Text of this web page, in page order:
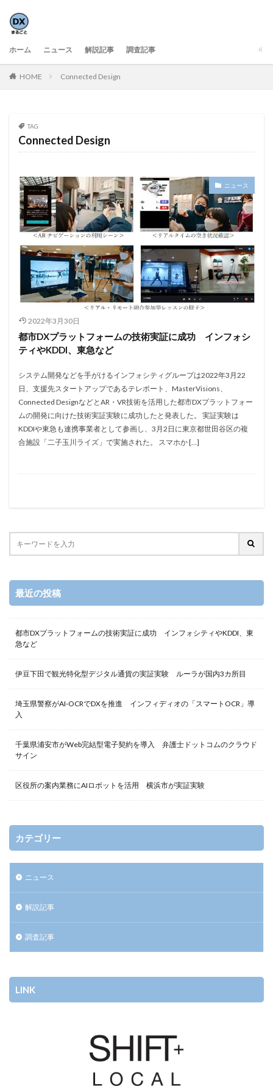
ホーム ニュース 解説記事 調査記事
HOME Connected Design
TAG
Connected Design
ニュース
2022年3月30日
都市DXプラットフォームの技術実証に成功 インフォシ
ティやKDDI、東急など
システム開発などを手がけるインフォシティグループは2022年3月22
日、支援先スタートアップであるテレポート、MasterVisions、
Connected DesignなどとAR・VR技術を活用した都市DXプラットフォー
ムの開発に向けた技術実証実験に成功したと発表した。 実証実験は
KDDIや東急も連携事業者として参画し、3月2日に東京都世田谷区の複
合施設「二子玉川ライズ」で実施された。 スマホか […]
最近の投稿
都市DXプラットフォームの技術実証に成功 インフォシティやKDDI、東
急など
伊豆下田で観光特化型デジタル通貨の実証実験 ルーラが国内3カ所目
埼玉県警察がAI-OCRでDXを推進 インフィディオの「スマートOCR」導
入
千葉県浦安市がWeb完結型電子契約を導入 弁護士ドットコムのクラウド
サイン
区役所の案内業務にAIロボットを活用 横浜市が実証実験
カテゴリー
ニュース
解説記事
調査記事
LINK